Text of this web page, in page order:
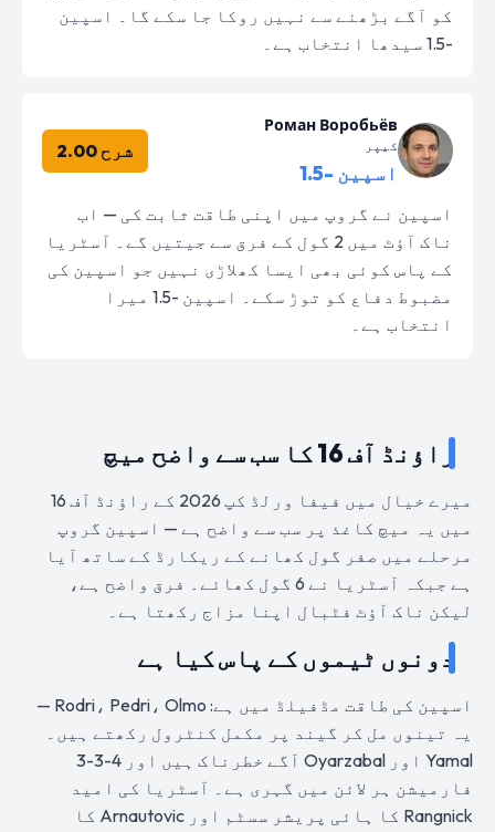
کو آگے بڑھنے سے نہیں روکا جا سکے گا۔ اسپین
-1.5 سیدھا انتخاب ہے۔
Роман Воробьёв
کیپر
اسپین -1.5
شرح 2.00
اسپین نے گروپ میں اپنی طاقت ثابت کی — اب
ناک آؤٹ میں 2 گول کے فرق سے جیتیں گے۔ آسٹریا
کے پاس کوئی بھی ایسا کھلاڑی نہیں جو اسپین کی
مضبوط دفاع کو توڑ سکے۔ اسپین -1.5 میرا
انتخاب ہے۔
راؤنڈ آف 16 کا سب سے واضح میچ
میرے خیال میں فیفا ورلڈ کپ 2026 کے راؤنڈ آف 16
میں یہ میچ کاغذ پر سب سے واضح ہے — اسپین گروپ
مرحلے میں صفر گول کھانے کے ریکارڈ کے ساتھ آیا
ہے جبکہ آسٹریا نے 6 گول کھائے۔ فرق واضح ہے،
لیکن ناک آؤٹ فٹبال اپنا مزاج رکھتا ہے۔
دونوں ٹیموں کے پاس کیا ہے
اسپین کی طاقت مڈفیلڈ میں ہے: Rodri، Pedri، Olmo —
یہ تینوں مل کر گیند پر مکمل کنٹرول رکھتے ہیں۔
Yamal اور Oyarzabal آگے خطرناک ہیں اور 4-3-3
فارمیشن ہر لائن میں گہری ہے۔ آسٹریا کی امید
Rangnick کا ہائی پریشر سسٹم اور Arnautovic کا